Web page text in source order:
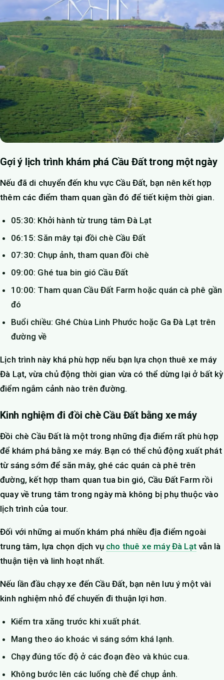
Gợi ý lịch trình khám phá Cầu Đất trong một ngày
Nếu đã di chuyển đến khu vực Cầu Đất, bạn nên kết hợp
thêm các điểm tham quan gần đó để tiết kiệm thời gian.
05:30: Khởi hành từ trung tâm Đà Lạt
06:15: Săn mây tại đồi chè Cầu Đất
07:30: Chụp ảnh, tham quan đồi chè
09:00: Ghé tua bin gió Cầu Đất
10:00: Tham quan Cầu Đất Farm hoặc quán cà phê gần
đó
Buổi chiều: Ghé Chùa Linh Phước hoặc Ga Đà Lạt trên
đường về
Lịch trình này khá phù hợp nếu bạn lựa chọn thuê xe máy
Đà Lạt, vừa chủ động thời gian vừa có thể dừng lại ở bất kỳ
điểm ngắm cảnh nào trên đường.
Kinh nghiệm đi đồi chè Cầu Đất bằng xe máy
Đồi chè Cầu Đất là một trong những địa điểm rất phù hợp
để khám phá bằng xe máy. Bạn có thể chủ động xuất phát
từ sáng sớm để săn mây, ghé các quán cà phê trên
đường, kết hợp tham quan tua bin gió, Cầu Đất Farm rồi
quay về trung tâm trong ngày mà không bị phụ thuộc vào
lịch trình của tour.
Đối với những ai muốn khám phá nhiều địa điểm ngoài
trung tâm, lựa chọn dịch vụ cho thuê xe máy Đà Lạt vẫn là
thuận tiện và linh hoạt nhất.
Nếu lần đầu chạy xe đến Cầu Đất, bạn nên lưu ý một vài
kinh nghiệm nhỏ để chuyến đi thuận lợi hơn.
Kiểm tra xăng trước khi xuất phát.
Mang theo áo khoác vì sáng sớm khá lạnh.
Chạy đúng tốc độ ở các đoạn đèo và khúc cua.
Không bước lên các luống chè để chụp ảnh.